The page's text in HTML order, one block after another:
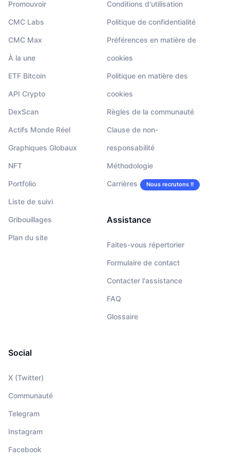
Promouvoir
CMC Labs
CMC Max
À la une
ETF Bitcoin
API Crypto
DexScan
Actifs Monde Réel
Graphiques Globaux
NFT
Portfolio
Liste de suivi
Gribouillages
Plan du site
Conditions d'utilisation
Politique de confidentialité
Préférences en matière de
cookies
Politique en matière des
cookies
Règles de la communauté
Clause de non-
responsabilité
Méthodologie
Carrières Nous recrutons !!
Assistance
Faites-vous répertorier
Formulaire de contact
Contacter l'assistance
FAQ
Glossaire
Social
X (Twitter)
Communauté
Telegram
Instagram
Facebook